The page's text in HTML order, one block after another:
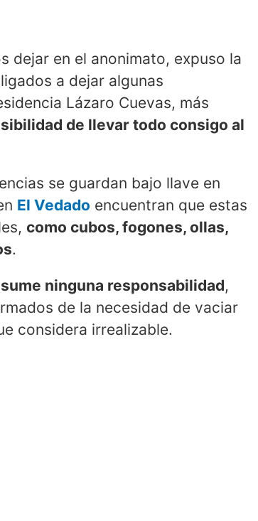
dejar en el anonimato, expuso la
a dejar algunas
Lázaro Cuevas, más
de llevar todo consigo al
se guardan bajo llave en
El Vedado encuentran que estas
como cubos, fogones, ollas,
.
ninguna responsabilidad,
de la necesidad de vaciar
considera irrealizable.